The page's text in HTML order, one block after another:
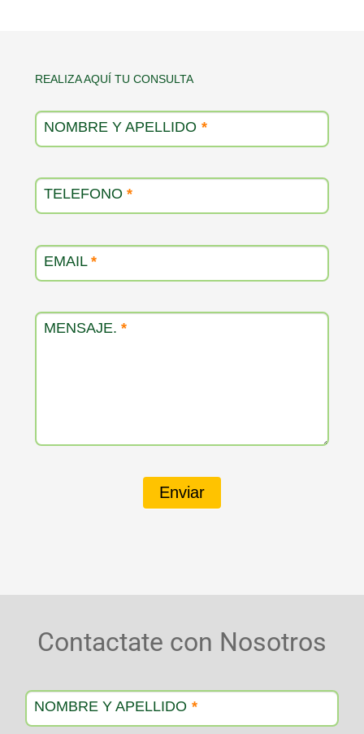
Contacto
REALIZA AQUÍ TU CONSULTA
NOMBRE Y APELLIDO *
TELEFONO *
EMAIL *
MENSAJE. *
Enviar
Contactate con Nosotros
producto
NOMBRE Y APELLIDO*